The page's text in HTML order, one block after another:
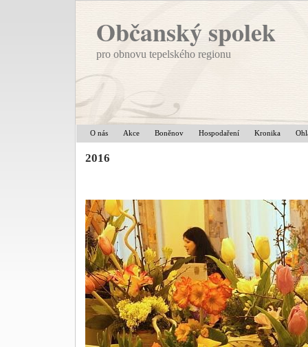
Občanský spolek
pro obnovu tepelského regionu
O nás Akce Boněnov Hospodaření Kronika
2016